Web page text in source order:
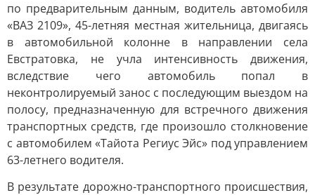
по предварительным данным, водитель автомобиля
«ВАЗ 2109», 45-летняя местная жительница, двигаясь
в автомобильной колонне в направлении села
Евстратовка, не учла интенсивность движения,
вследствие чего автомобиль попал в
неконтролируемый занос с последующим выездом на
полосу, предназначенную для встречного движения
транспортных средств, где произошло столкновение
с автомобилем «Тайота Региус Эйс» под управлением
63-летнего водителя.
В результате дорожно-транспортного происшествия,